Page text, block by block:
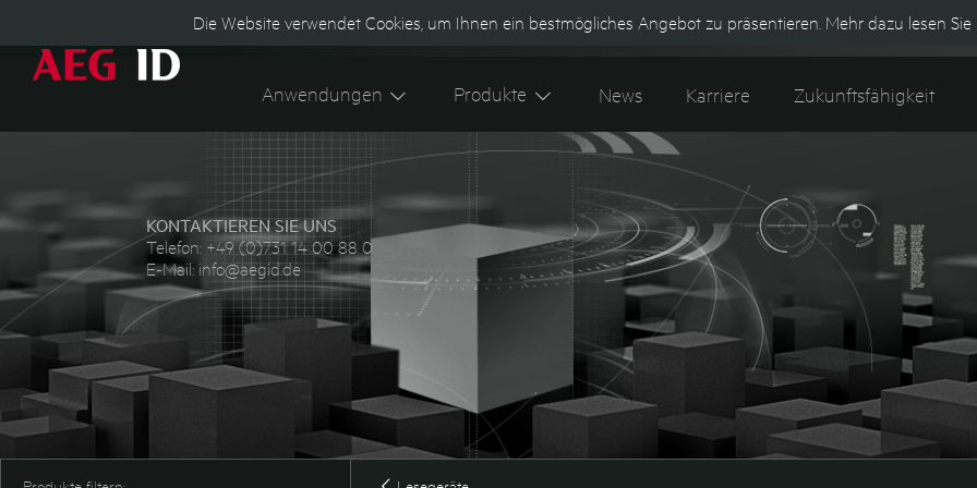
Kontakt Tipes 600+ Webshop
Anwendungen Produkte News Karriere Zukunftsfähigkeit
KONTAKTIEREN SIE UNS
Telefon: +49 (0)731 14 00 88 0
E-Mail: info@aegid.de
Die Website verwendet Cookies, um Ihnen ein bestmögliches Angebot zu präsentieren. Mehr dazu lesen